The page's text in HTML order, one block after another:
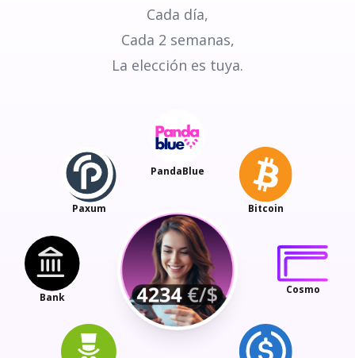
Cada día,
Cada 2 semanas,
La elección es tuya.
PandaBlue
Bitcoin
Cosmo
Bank
Paxum